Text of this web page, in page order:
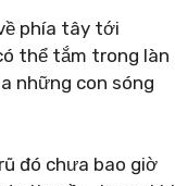
phía tây tới
thể tắm trong làn
những con sóng
đó chưa bao giờ